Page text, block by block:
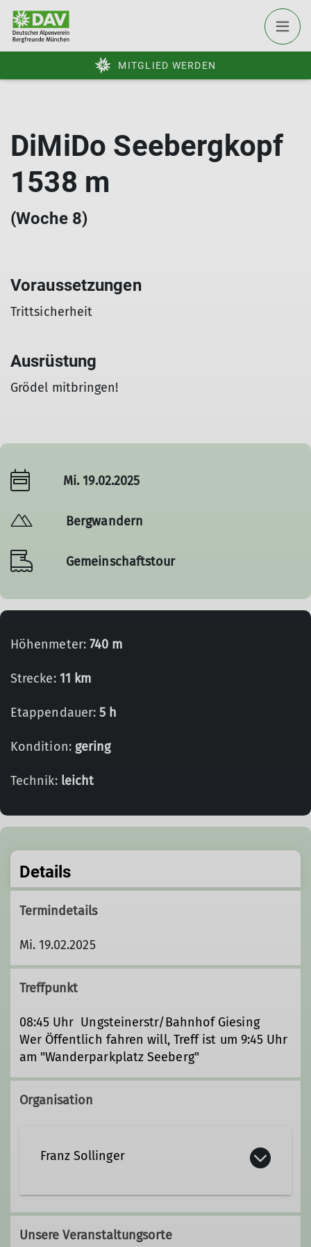
MITGLIED WERDEN
DiMiDo Seebergkopf
1538 m
(Woche 8)
Voraussetzungen
Trittsicherheit
Ausrüstung
Grödel mitbringen!
Mi. 19.02.2025
Bergwandern
Gemeinschaftstour
Höhenmeter: 740 m
Strecke: 11 km
Etappendauer:5 h
Kondition: gering
Technik: leicht
Details
Termindetails
Mi. 19.02.2025
Treffpunkt
08:45 Uhr Ungsteinerstr/Bahnhof Giesing
Wer Öffentlich fahren will, Treff ist um 9:45 Uhr
am "Wanderparkplatz Seeberg"
Organisation
Franz Sollinger
0175 3363902
Unsere Veranstaltungsorte